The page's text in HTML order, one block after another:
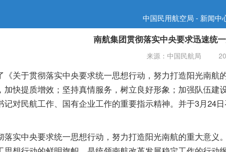
中国民用航空局 - 新闻中
南航集团贯彻落实中央要求迅速统
来源：中国民航局
于贯彻落实中央要求统一思想行动，努力打造阳光南航
快提质增效；坚持真情服务，树立良好形象；加强队伍建
对民航工作、国有企业工作的重要指示精神。并于3月
中央要求统一思想行动，努力打造阳光南航的重大意义